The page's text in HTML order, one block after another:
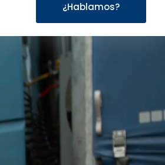
¿Hablamos?